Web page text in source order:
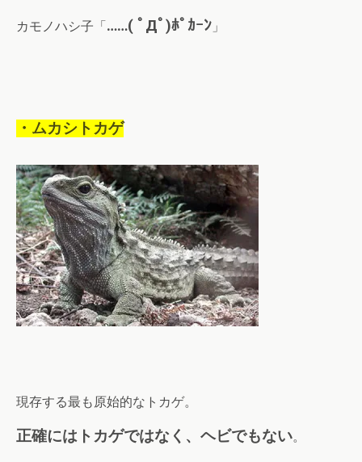
カモノハシ子「 ……( ﾟДﾟ)ﾎﾟｶｰﾝ 」
・ムカシトカゲ
現存する最も原始的なトカゲ。
正確にはトカゲではなく、ヘビでもない。